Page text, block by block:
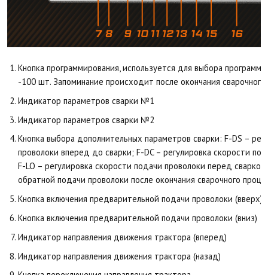
Кнопка программирования, используется для выбора программ
-100 шт. Запоминание происходит после окончания сварочного
Индикатор параметров сварки №1
Индикатор параметров сварки №2
Кнопка выбора дополнительных параметров сварки: F-DS –
проволоки вперед до сварки; F-DC – регулировка скорости
F-LO – регулировка скорости подачи проволоки перед
обратной подачи проволоки после окончания сварочного
Кнопка включения предварительной подачи проволоки (вверх)
Кнопка включения предварительной подачи проволоки (вниз)
Индикатор направления движения трактора (вперед)
Индикатор направления движения трактора (назад)